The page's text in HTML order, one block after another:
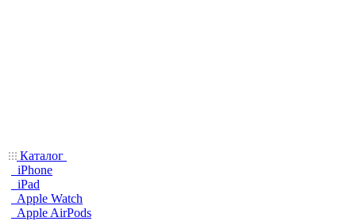
Каталог
iPhone
iPad
Apple Watch
Apple AirPods